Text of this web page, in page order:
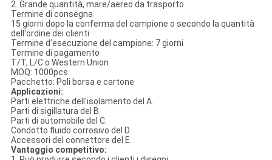
2. Grande quantità, mare/aereo da trasporto
Termine di consegna
15 giorni dopo la conferma del campione o secondo la quantità
dell'ordine dei clienti
Termine d'esecuzione del campione: 7 giorni
Termine di pagamento
T/T, L/C o Western Union
MOQ: 1000pcs
Pacchetto: Poli borsa e cartone
Applicazioni:
Parti elettriche dell'isolamento del A.
Parti di sigillatura del B.
Parti di automobile del C.
Condotto fluido corrosivo del D.
Accessori del connettore del E.
Vantaggio competitivo: